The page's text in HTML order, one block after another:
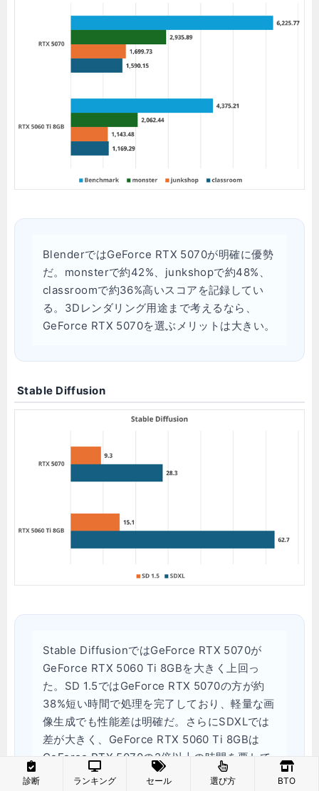
BlenderではGeForce RTX 5070が明確に優勢
だ。monsterで約42%、junkshopで約48%、
classroomで約36%高いスコアを記録してい
る。3Dレンダリング用途まで考えるなら、
GeForce RTX 5070を選ぶメリットは大きい。
Stable Diffusion
Stable DiffusionではGeForce RTX 5070が
GeForce RTX 5060 Ti 8GBを大きく上回っ
た。SD 1.5ではGeForce RTX 5070の方が約
38%短い時間で処理を完了しており、軽量な画
像生成でも性能差は明確だ。さらにSDXLでは
差が大きく、GeForce RTX 5060 Ti 8GBは
GeForce RTX 5070の2倍以上の時間を要して
いる。SDXLはVRAM容量やメモリ帯域の影響
診断 ランキング セール 選び方 BTO